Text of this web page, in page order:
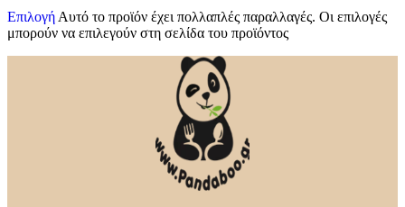
Επιλογή Αυτό το προϊόν έχει πολλαπλές παραλλαγές. Οι επιλογές
μπορούν να επιλεγούν στη σελίδα του προϊόντος